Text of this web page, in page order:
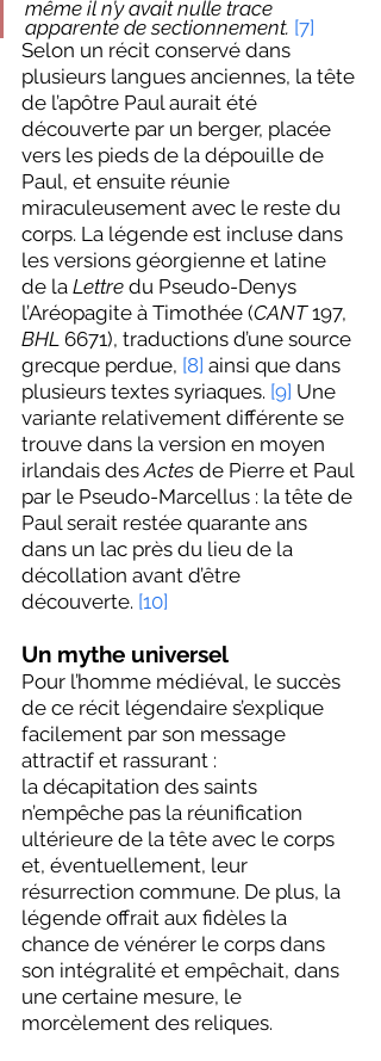
même il n’y avait nulle trace
apparente de sectionnement. [7]
Selon un récit conservé dans
plusieurs langues anciennes, la tête
de l’apôtre Paul aurait été
découverte par un berger, placée
vers les pieds de la dépouille de
Paul, et ensuite réunie
miraculeusement avec le reste du
corps. La légende est incluse dans
les versions géorgienne et latine
de la Lettre du Pseudo-Denys
l’Aréopagite à Timothée (CANT 197,
BHL 6671), traductions d’une source
grecque perdue, [8] ainsi que dans
plusieurs textes syriaques. [9] Une
variante relativement différente se
trouve dans la version en moyen
irlandais des Actes de Pierre et Paul
par le Pseudo-Marcellus : la tête de
Paul serait restée quarante ans
dans un lac près du lieu de la
décollation avant d’être
découverte. [10]
Un mythe universel
Pour l’homme médiéval, le succès
de ce récit légendaire s’explique
facilement par son message
attractif et rassurant :
la décapitation des saints
n’empêche pas la réunification
ultérieure de la tête avec le corps
et, éventuellement, leur
résurrection commune. De plus, la
légende offrait aux fidèles la
chance de vénérer le corps dans
son intégralité et empêchait, dans
une certaine mesure, le
morcèlement des reliques.